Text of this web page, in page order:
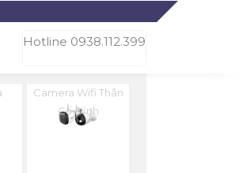
Hotline 0938.112.399
Camera Wifi Thân
Cố Định